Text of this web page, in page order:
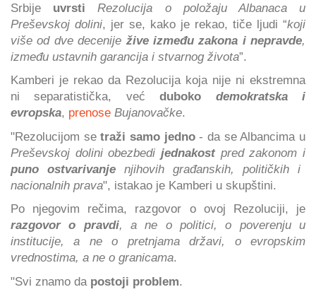
Srbije uvrsti
Rezolucija o položaju Albanaca u
Preševskoj dolini, jer se, kako je rekao, tiče ljudi “koji
više od dve decenije žive između zakona i nepravde,
između ustavnih garancija i stvarnog života”.
Kamberi je rekao da Rezolucija koja nije ni ekstremna
ni separatistička, većduboko demokratska i
evropska, prenose Bujanovačke.
"Rezolucijom setraži samo jedno- da se Albancima u
Preševskoj dolini obezbedijednakost pred zakonom i
puno ostvarivanje njihovih građanskih, političkih i
nacionalnih prava", istakao je Kamberi u skupštini.
Po njegovim rečima, razgovor o ovoj Rezoluciji, je
razgovor o pravdi, a ne o politici, o poverenju u
institucije, a ne o pretnjama državi, o evropskim
vrednostima, a ne o granicama.
"Svi znamo da postoji problem.